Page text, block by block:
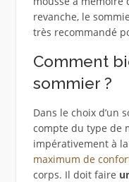
revanche, le
très recommandé
Comment
sommier ?
Dans le choix d’un
compte du type de
impérativement à
maximum de
corps. Il doit faire